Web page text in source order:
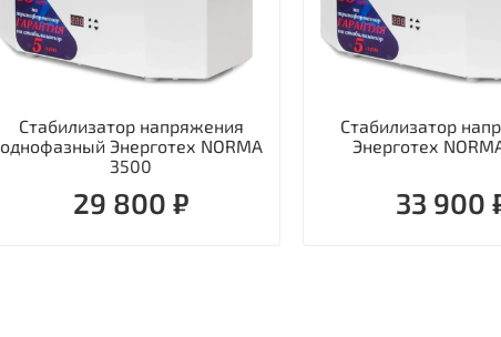
Стабилизатор напряжения
однофазный Энерготех NORMA
3500
29 800 ₽
Стабилизатор
Энерготех
33 900